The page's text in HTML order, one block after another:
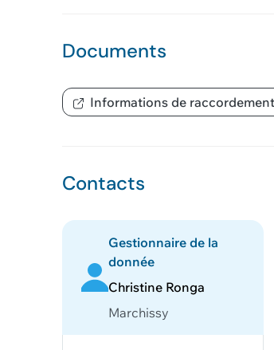
Documents
Informations de raccordement
Contacts
Gestionnaire de la
donnée
Christine Ronga
Marchissy